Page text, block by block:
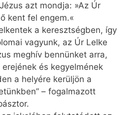
azt mondja: »Az Úr
kent fel engem.«
a keresztségben, így
vagyunk, az Úr Lelke
meghív bennünket arra,
és kegyelmének
a helyére kerüljön a
– fogalmazott